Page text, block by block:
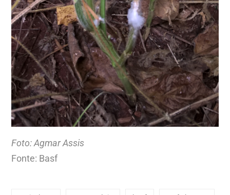
Foto: Agmar Assis
Fonte: Basf